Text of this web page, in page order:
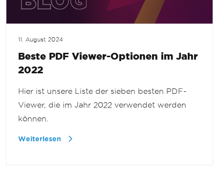
11. August 2024
Beste PDF Viewer-Optionen im Jahr
2022
Hier ist unsere Liste der sieben besten PDF-
Viewer, die im Jahr 2022 verwendet werden
können.
Weiterlesen